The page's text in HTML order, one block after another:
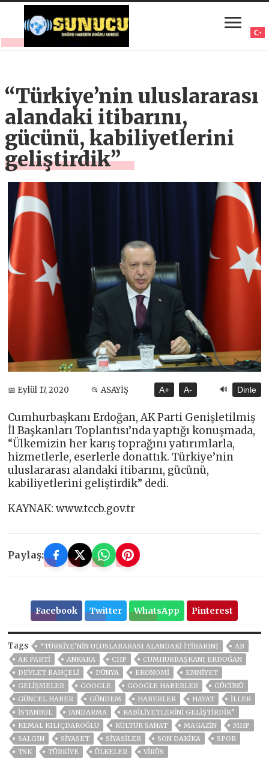
“Türkiye’nin uluslararası
alandaki itibarını,
gücünü, kabiliyetlerini
geliştirdik”
📅 Eylül 17, 2020 📂 ASAYİŞ A+ A- 🔊 Dinle
Cumhurbaşkanı Erdoğan, AK Parti Genişletilmiş
İl Başkanları Toplantısı’nda yaptığı konuşmada,
“Ülkemizin her karış toprağını yatırımlarla,
hizmetlerle, eserlerle donattık. Türkiye’nin
uluslararası alandaki itibarını, gücünü,
kabiliyetlerini geliştirdik” dedi.
KAYNAK: www.tccb.gov.tr
Paylaş:
Facebook Twitter WhatsApp Pinterest
Tags “TÜRKIYE’NIN ULUSLARARASI ALANDAKI ITIBARINI
AB
AK PARTİ
ANKARA CHP
CUMHURBAŞKANI ERDOĞAN
DEVLET BAHÇELİ
DÜNYA EKONOMİ
EMNİYET
GELIŞMELER
GOOGLE GOOGLE HABERLER
GÜCÜNÜ
GÜNCEL HABER
GÜNDEM HABERLER HAYAT
İLLER
ISTANBUL
JANDARMA
KABILIYETLERINI GELIŞTIRDIK”
KEMAL KILIÇDAROĞLU
KÜLTÜR SANAT MAGAZİN
MHP
SALGIN
SİYASET SİYASİLER SON DAKIKA
SPOR
TSK
TÜRKİYE ÜLKELER VIRÜS